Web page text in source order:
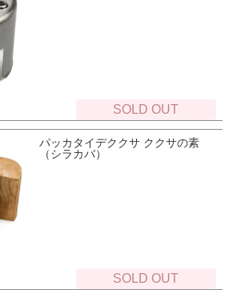
SOLD OUT
パッカタイデククサ ククサの素
（シラカバ）
SOLD OUT